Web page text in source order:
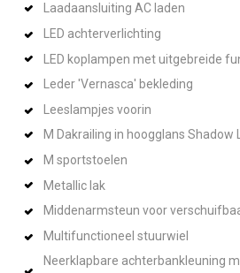
Laadaansluiting AC laden
LED achterverlichting
LED koplampen met uitgebreide
Leder 'Vernasca' bekleding
Leeslampjes voorin
M Dakrailing in hoogglans Shadow
M sportstoelen
Metallic lak
Middenarmsteun voor
Multifunctioneel stuurwiel
Neerklapbare achterbankleuning